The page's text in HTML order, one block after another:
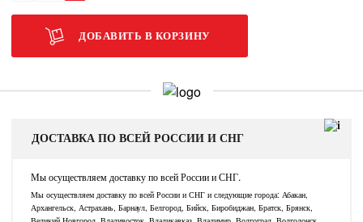
ДОБАВИТЬ В КОРЗИНУ
ДОСТАВКА ПО ВСЕЙ РОССИИ И СНГ
Мы осуществляем доставку по всей России и СНГ.
Мы осуществляем доставку по всей России и СНГ и следующие города: Абакан,
Архангельск, Астрахань, Барнаул, Белгород, Бийск, Биробиджан, Братск, Брянск,